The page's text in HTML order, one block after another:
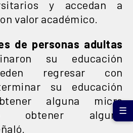
y accedan a
valor académico.
de personas adultas
su educación
regresar con
su educación
alguna micro
obtener alguna☰